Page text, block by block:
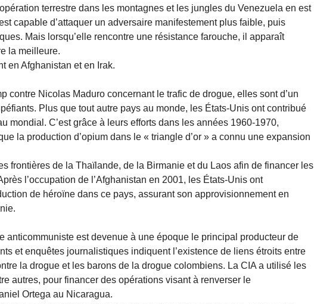
terrestre dans les montagnes et les jungles du Venezuela en est
capable d’attaquer un adversaire manifestement plus faible, puis
Mais lorsqu’elle rencontre une résistance farouche, il apparaît
la meilleure.
en Afghanistan et en Irak.
contre Nicolas Maduro concernant le trafic de drogue, elles sont d’un
Plus que tout autre pays au monde, les États-Unis ont contribué
mondial. C’est grâce à leurs efforts dans les années 1960-1970,
la production d’opium dans le « triangle d’or » a connu une expansion
frontières de la Thaïlande, de la Birmanie et du Laos afin de financer les
l’occupation de l’Afghanistan en 2001, les États-Unis ont
de héroïne dans ce pays, assurant son approvisionnement en
anticommuniste est devenue à une époque le principal producteur de
et enquêtes journalistiques indiquent l’existence de liens étroits entre
la drogue et les barons de la drogue colombiens. La CIA a utilisé les
autres, pour financer des opérations visant à renverser le
Ortega au Nicaragua.